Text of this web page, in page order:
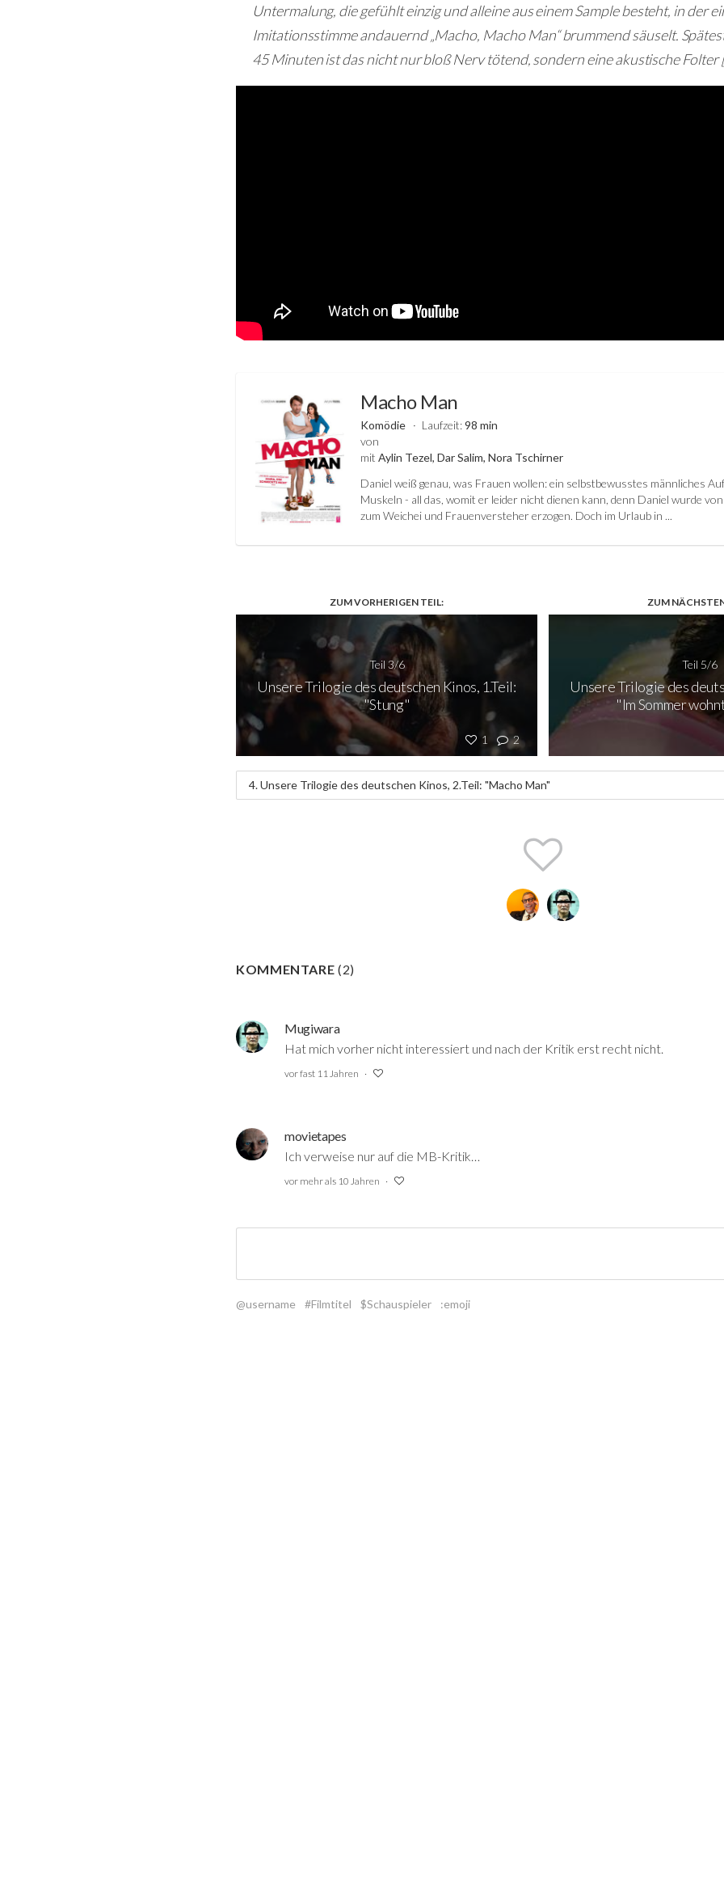
Untermalung, die gefühlt einzig und alleine aus einem Sample besteht, in der
Imitationsstimme andauernd „Macho, Macho Man“ brummend säuselt.
45 Minuten ist das nicht nur bloß Nerv tötend, sondern eine akustische Folter
Macho Man
Komödie Laufzeit:98 min
von
mit Aylin Tezel, Dar Salim, Nora Tschirner
Daniel weiß genau, was Frauen wollen: ein selbstbewusstes männliches
Muskeln - all das, womit er leider nicht dienen kann, denn Daniel wurde
zum Weichei und Frauenversteher erzogen. Doch im Urlaub in ...
ZUM VORHERIGEN TEIL:
1 2
Teil 3/6
Unsere Trilogie des deutschen Kinos, 1.Teil:
"Stung"
ZUM
Teil 5/6
Unsere Trilogie des
"Im Sommer
4. Unsere Trilogie des deutschen Kinos, 2.Teil: "Macho Man"
KOMMENTARE(2)
Mugiwara
Hat mich vorher nicht interessiert und nach der Kritik erst recht nicht.
vor fast 11 Jahren
movietapes
Ich verweise nur auf die MB-Kritik…
vor mehr als 10 Jahren
@username #Filmtitel $Schauspieler :emoji